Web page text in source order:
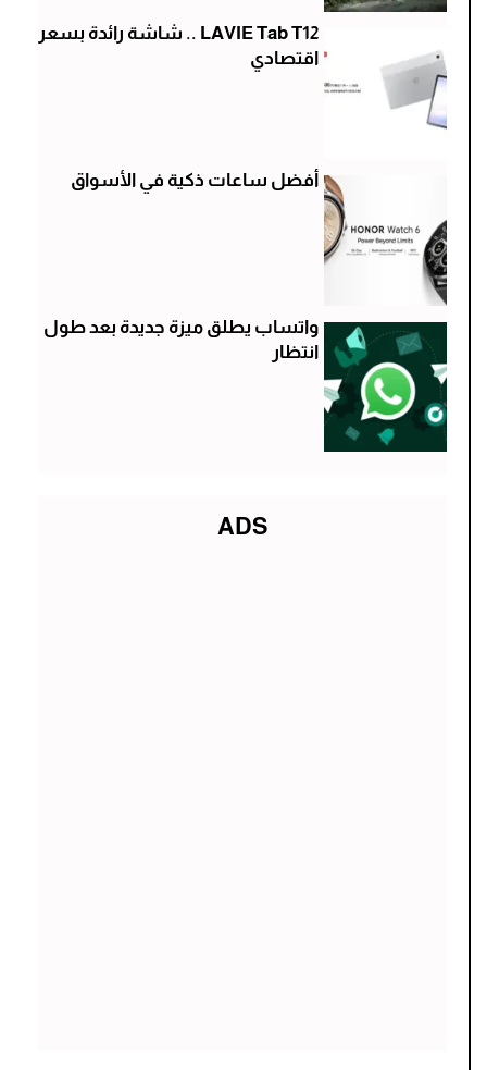
LAVIE Tab T12 .. شاشة رائدة بسعر
اقتصادي
أفضل ساعات ذكية في الأسواق
واتساب يطلق ميزة جديدة بعد طول
انتظار
ADS